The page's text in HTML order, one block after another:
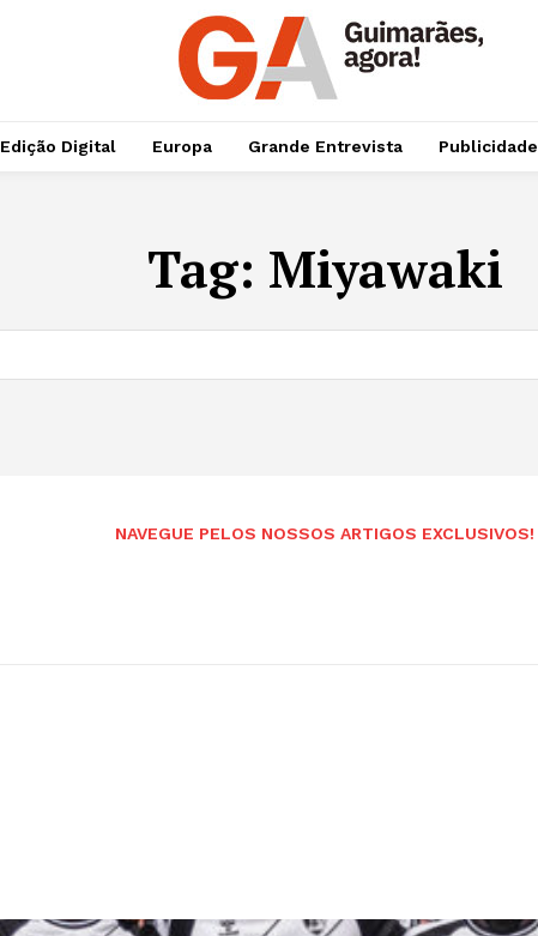
Edição Digital Europa Grande Entrevista Publicidade
Tag: Miyawaki
NAVEGUE PELOS NOSSOS ARTIGOS EXCLUSIVOS!